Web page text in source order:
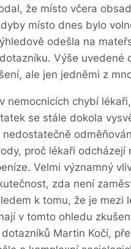
že místo včera
místo dnes bylo
odešla na
Výše uvedené
ale jen jedněmi z
nemocnicích chybí
se stále dokola
proč lékaři odcházejí
Velmi významný
zda není
k tomu, že je mezi
v tomto ohledu
Martin Kočí,